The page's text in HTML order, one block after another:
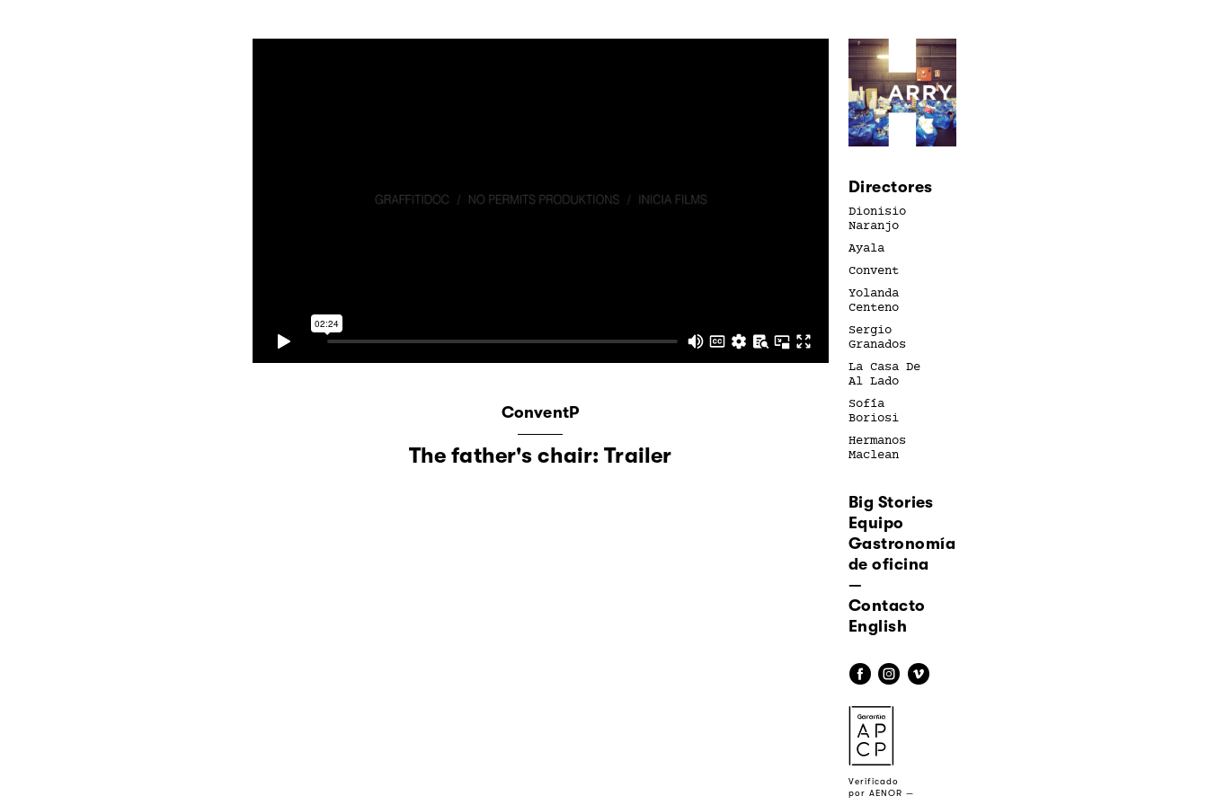
Directores
Dionisio
Naranjo
Ayala
Convent
Yolanda
Centeno
Sergio
Granados
La Casa De
Al Lado
Sofía
Boriosi
Hermanos
Maclean
Big Stories
Equipo
Gastronomía
de oficina
—
Contacto
English
f i v
a
Verificado
por AENOR —
ConventP
The father's chair: Trailer